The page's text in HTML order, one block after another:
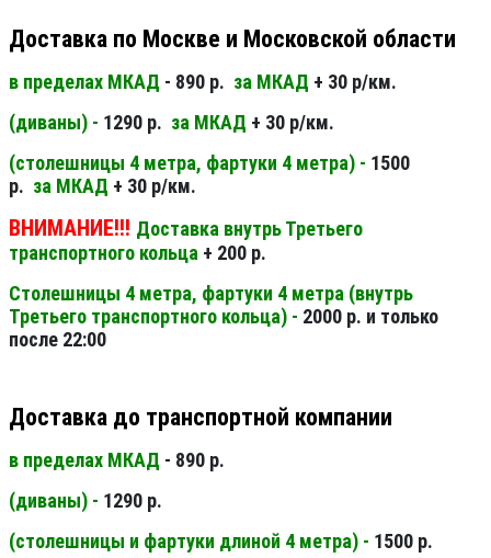
Доставка по Москве и Московской области
в пределах МКАД - 890 р. за МКАД + 30 р/км.
(диваны) - 1290 р. за МКАД + 30 р/км.
(столешницы 4 метра, фартуки 4 метра) - 1500
р. за МКАД + 30 р/км.
ВНИМАНИЕ!!! Доставка внутрь Третьего
транспортного кольца + 200 р.
Столешницы 4 метра, фартуки 4 метра (внутрь
Третьего транспортного кольца) - 2000 р. и только
после 22:00
Доставка до транспортной компании
в пределах МКАД - 890 р.
(диваны) - 1290 р.
(столешницы и фартуки длиной 4 метра) - 1500 р.